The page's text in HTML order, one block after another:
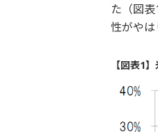
た（図
性がやは
【図表1